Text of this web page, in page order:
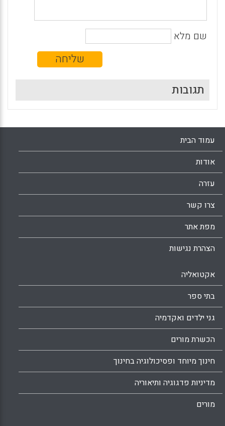
שם מלא
תגובות
עמוד הבית
אודות
עזרה
צרו קשר
מפת אתר
הצהרת נגישות
אקטואליה
בתי ספר
גני ילדים ואקדמיה
הכשרת מורים
חינוך מיוחד ופסיכולוגיה בחינוך
מדיניות פדגוגיה ותיאוריה
מורים